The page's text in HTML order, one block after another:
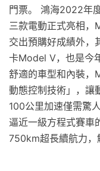
門票。 鴻海2022年
三款電動正式亮相
交出預購好成績外，
卡Model V，也是今
舒適的車型和內裝，
動態控制技術」，讓
100公里加速僅需驚
逼近一級方程式賽車
750km超長續航力，